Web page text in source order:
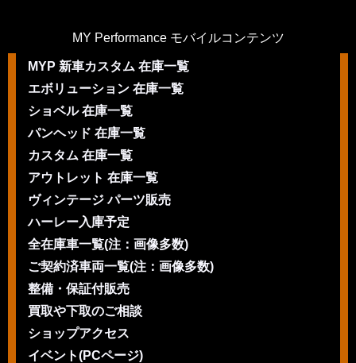
MY Performance モバイルコンテンツ
MYP 新車カスタム 在庫一覧
エボリューション 在庫一覧
ショベル 在庫一覧
パンヘッド 在庫一覧
カスタム 在庫一覧
アウトレット 在庫一覧
ヴィンテージ パーツ販売
ハーレー入庫予定
全在庫車一覧(注：画像多数)
ご契約済車両一覧(注：画像多数)
整備・保証付販売
買取や下取のご相談
ショップアクセス
イベント(PCページ)